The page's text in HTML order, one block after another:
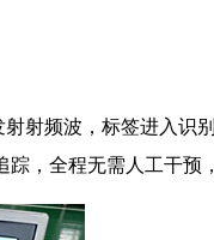
射频波，标签进入识
，全程无需人工干预